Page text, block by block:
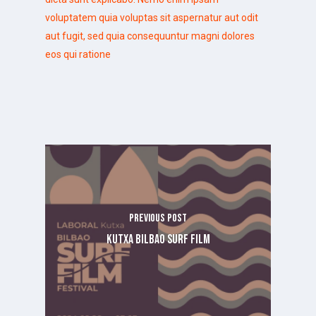
voluptatem quia voluptas sit aspernatur aut odit
aut fugit, sed quia consequuntur magni dolores
eos qui ratione
Previous Post
Kutxa Bilbao Surf Film